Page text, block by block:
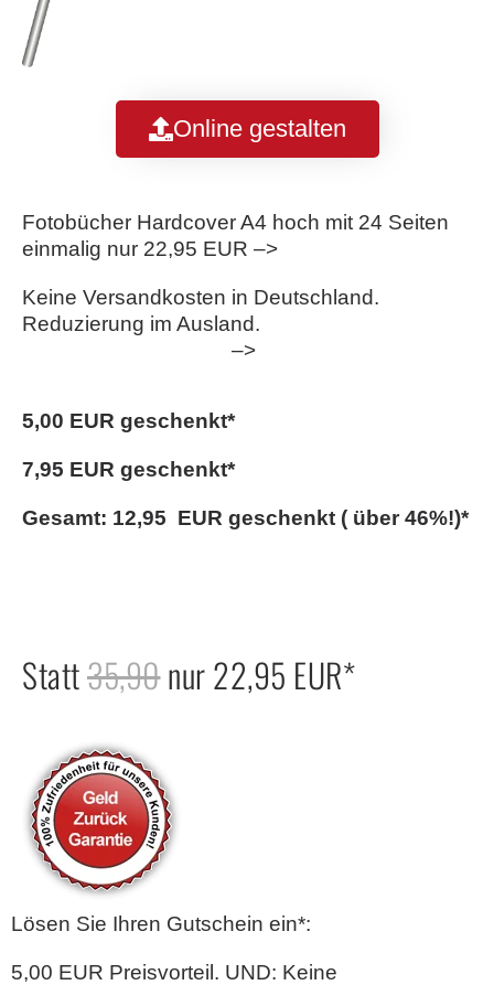
Online gestalten
Fotobücher Hardcover A4 hoch mit 24 Seiten
einmalig nur 22,95 EUR –>
Keine Versandkosten in Deutschland.
Reduzierung im Ausland.
–>
5,00 EUR geschenkt*
7,95 EUR geschenkt*
Gesamt: 12,95 EUR geschenkt ( über 46%!)*
Statt35,90nur 22,95 EUR*
Lösen Sie Ihren Gutschein ein*:
5,00 EUR Preisvorteil. UND: Keine